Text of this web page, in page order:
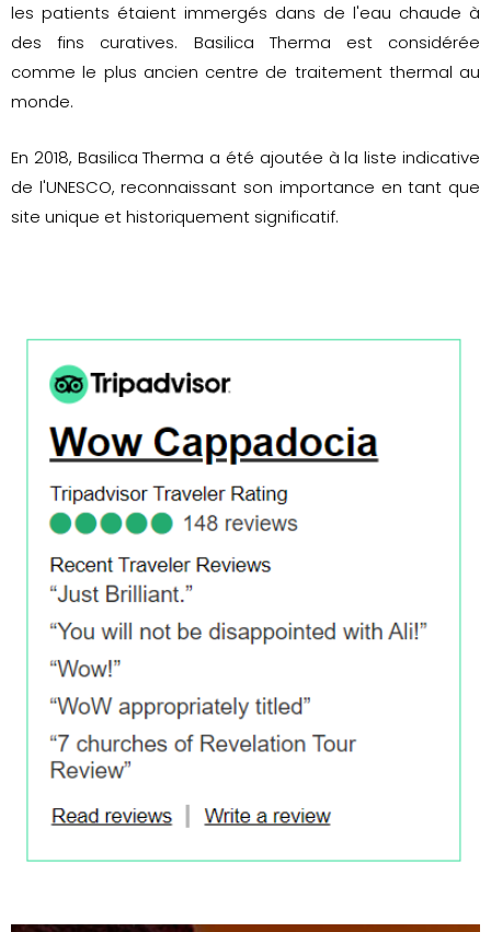
les patients étaient immergés dans de l'eau chaude à
des fins curatives. Basilica Therma est considérée
comme le plus ancien centre de traitement thermal au
monde.
En 2018, Basilica Therma a été ajoutée à la liste indicative
de l'UNESCO, reconnaissant son importance en tant que
site unique et historiquement significatif.